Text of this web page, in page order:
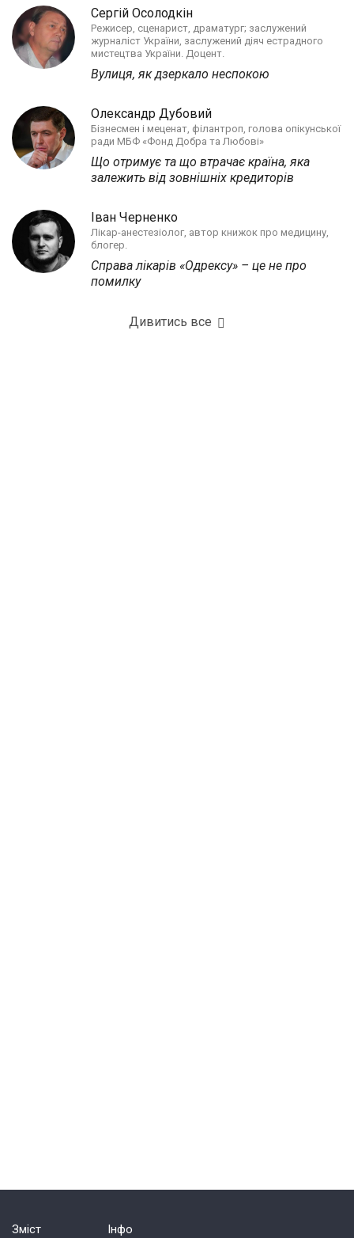
Сергій Осолодкін
Режисер, сценарист, драматург; заслужений
журналіст України, заслужений діяч естрадного
мистецтва України. Доцент.
Вулиця, як дзеркало неспокою
Олександр Дубовий
Бізнесмен і меценат, філантроп, голова опікунської
ради МБФ «Фонд Добра та Любові»
Що отримує та що втрачає країна, яка
залежить від зовнішніх кредиторів
Іван Черненко
Лікар-анестезіолог, автор книжок про медицину,
блогер.
Справа лікарів «Одрексу» – це не про
помилку
Дивитись все
Зміст Інфо